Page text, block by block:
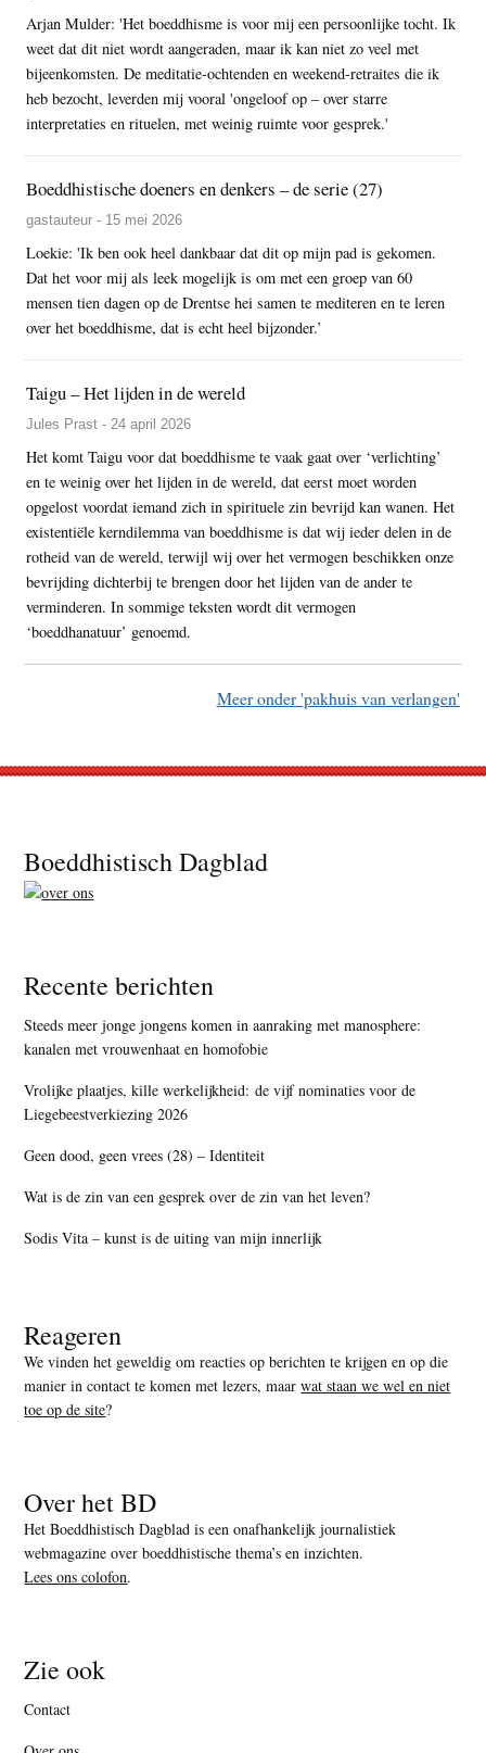
Arjan Mulder: 'Het boeddhisme is voor mij een persoonlijke tocht. Ik
weet dat dit niet wordt aangeraden, maar ik kan niet zo veel met
bijeenkomsten. De meditatie-ochtenden en weekend-retraites die ik
heb bezocht, leverden mij vooral 'ongeloof op – over starre
interpretaties en rituelen, met weinig ruimte voor gesprek.'
Boeddhistische doeners en denkers – de serie (27)
gastauteur - 15 mei 2026
Loekie: 'Ik ben ook heel dankbaar dat dit op mijn pad is gekomen.
Dat het voor mij als leek mogelijk is om met een groep van 60
mensen tien dagen op de Drentse hei samen te mediteren en te leren
over het boeddhisme, dat is echt heel bijzonder.’
Taigu – Het lijden in de wereld
Jules Prast - 24 april 2026
Het komt Taigu voor dat boeddhisme te vaak gaat over ‘verlichting’
en te weinig over het lijden in de wereld, dat eerst moet worden
opgelost voordat iemand zich in spirituele zin bevrijd kan wanen. Het
existentiële kerndilemma van boeddhisme is dat wij ieder delen in de
rotheid van de wereld, terwijl wij over het vermogen beschikken onze
bevrijding dichterbij te brengen door het lijden van de ander te
verminderen. In sommige teksten wordt dit vermogen
‘boeddhanatuur’ genoemd.
Meer onder 'pakhuis van verlangen'
Footer
Boeddhistisch Dagblad
Recente berichten
Steeds meer jonge jongens komen in aanraking met manosphere:
kanalen met vrouwenhaat en homofobie
Vrolijke plaatjes, kille werkelijkheid: de vijf nominaties voor de
Liegebeestverkiezing 2026
Geen dood, geen vrees (28) – Identiteit
Wat is de zin van een gesprek over de zin van het leven?
Sodis Vita – kunst is de uiting van mijn innerlijk
Reageren
We vinden het geweldig om reacties op berichten te krijgen en op die
manier in contact te komen met lezers, maarwat staan we wel en niet
toe op de site?
Over het BD
Het Boeddhistisch Dagblad is een onafhankelijk journalistiek
webmagazine over boeddhistische thema’s en inzichten.
Lees ons colofon.
Zie ook
Contact